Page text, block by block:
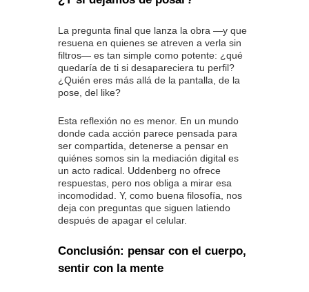
La pregunta final que lanza la obra —y que
resuena en quienes se atreven a verla sin
filtros— es tan simple como potente: ¿qué
quedaría de ti si desapareciera tu perfil?
¿Quién eres más allá de la pantalla, de la
pose, del like?
Esta reflexión no es menor. En un mundo
donde cada acción parece pensada para
ser compartida, detenerse a pensar en
quiénes somos sin la mediación digital es
un acto radical. Uddenberg no ofrece
respuestas, pero nos obliga a mirar esa
incomodidad. Y, como buena filosofía, nos
deja con preguntas que siguen latiendo
después de apagar el celular.
Conclusión: pensar con el cuerpo,
sentir con la mente